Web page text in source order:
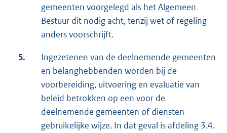
gemeenten voorgelegd als het Algemeen
Bestuur dit nodig acht, tenzij wet of regeling
anders voorschrijft.
5.
Ingezetenen van de deelnemende gemeenten
en belanghebbenden worden bij de
voorbereiding, uitvoering en evaluatie van
beleid betrokken op een voor de
deelnemende gemeenten of diensten
gebruikelijke wijze. In dat geval is afdeling 3.4.